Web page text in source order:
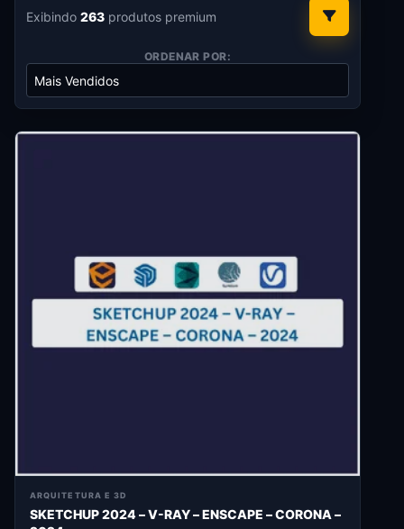
Exibindo 263 produtos premium
ORDENAR POR:
ARQUITETURA E 3D
SKETCHUP 2024 – V-RAY – ENSCAPE – CORONA –